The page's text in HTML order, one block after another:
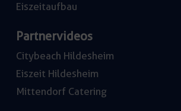
Eiszeitaufbau
Partnervideos
Citybeach Hildesheim
Eiszeit Hildesheim
Mittendorf Catering